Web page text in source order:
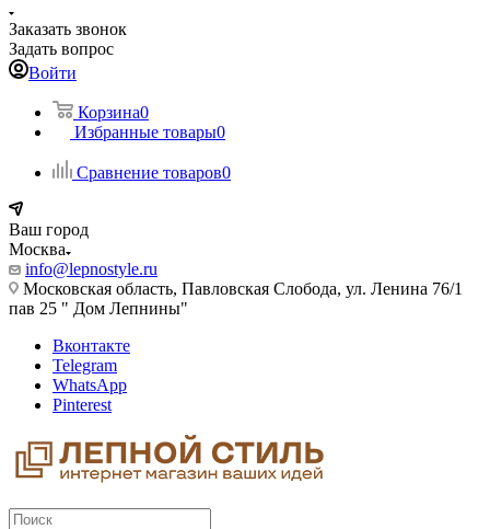
Заказать звонок
Задать вопрос
Войти
Корзина0
Избранные товары0
Сравнение товаров0
Ваш город
Москва
info@lepnostyle.ru
Московская область, Павловская Слобода, ул. Ленина 76/1
пав 25 " Дом Лепнины"
Вконтакте
Telegram
WhatsApp
Pinterest